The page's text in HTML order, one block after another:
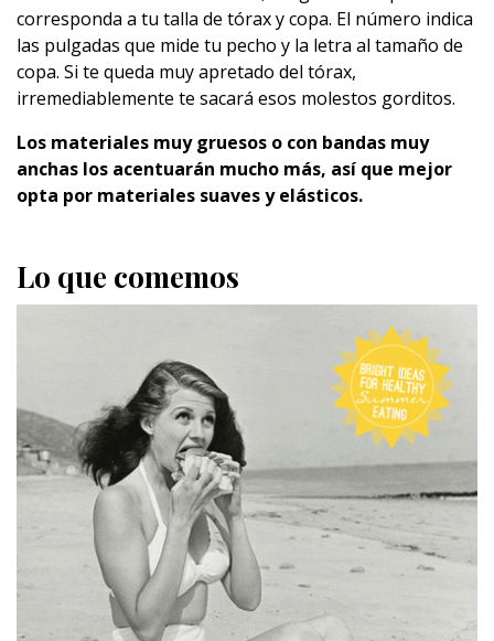
corresponda a tu talla de tórax y copa. El número indica
las pulgadas que mide tu pecho y la letra al tamaño de
copa. Si te queda muy apretado del tórax,
irremediablemente te sacará esos molestos gorditos.
Los materiales muy gruesos o con bandas muy
anchas los acentuarán mucho más, así que mejor
opta por materiales suaves y elásticos.
Lo que comemos